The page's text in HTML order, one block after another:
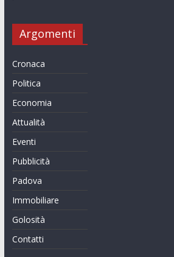
Argomenti
Cronaca
Politica
Economia
Attualità
Eventi
Pubblicità
Padova
Immobiliare
Golosità
Contatti